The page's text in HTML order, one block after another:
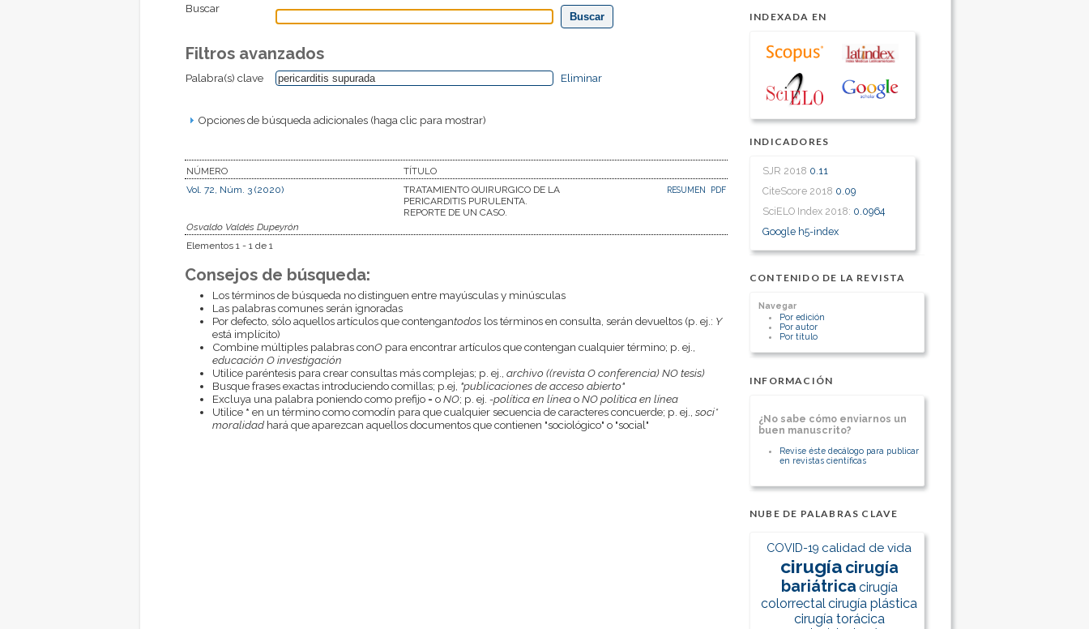
INDEXADA EN
INDICADORES
SJR 2018 0.11
CiteScore 2018 0.09
SciELO Index 2018: 0.0964
Google h5-index
CONTENIDO DE LA REVISTA
Navegar
Por edición
Por autor
Por título
INFORMACIÓN
¿No sabe cómo enviarnos un
buen manuscrito?
Revise éste decálogo para publicar
en revistas científicas
NUBE DE PALABRAS CLAVE
COVID-19 calidad de vida
cirugía cirugía
bariátrica cirugía
colorrectalcirugía plástica
cirugía torácica
Buscar
Filtros avanzados
Palabra(s) clave Eliminar
Opciones de búsqueda adicionales (haga clic para mostrar)
NÚMERO
TÍTULO
Vol. 72, Núm. 3 (2020)
TRATAMIENTO QUIRURGICO DE LA
PERICARDITIS PURULENTA.
REPORTE DE UN CASO.
RESUMEN PDF
Osvaldo Valdés Dupeyrón
Elementos 1 - 1 de 1
Consejos de búsqueda:
Los términos de búsqueda no distinguen entre mayúsculas y minúsculas
Las palabras comunes serán ignoradas
Por defecto, sólo aquellos artículos que contengantodoslos términos en consulta, serán devueltos (p. ej.: Y
está implícito)
Combine múltiples palabras conOpara encontrar artículos que contengan cualquier término; p. ej.,
educación O investigación
Utilice paréntesis para crear consultas más complejas; p. ej., archivo ((revista O conferencia) NO tesis)
Busque frases exactas introduciendo comillas; p.ej, "publicaciones de acceso abierto"
Excluya una palabra poniendo como prefijo - oNO; p. ej. -política en líneaoNO política en línea
Utilice * en un término como comodín para que cualquier secuencia de caracteres concuerde; p. ej., soci*
moralidadhará que aparezcan aquellos documentos que contienen "sociológico" o "social"